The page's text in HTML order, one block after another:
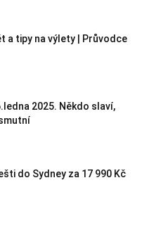
a tipy na výlety | Průvodce
2025. Někdo slaví,
do Sydney za 17 990 Kč